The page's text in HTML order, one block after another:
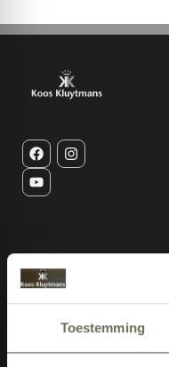
Service
Sitemap
Cookiebeleid